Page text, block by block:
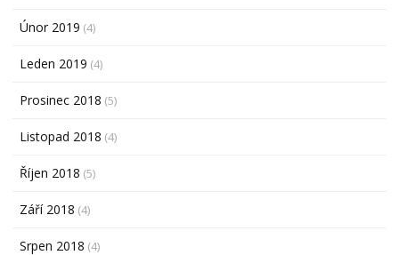
Únor 2019 (4)
Leden 2019 (4)
Prosinec 2018 (5)
Listopad 2018 (4)
Říjen 2018 (5)
Září 2018 (4)
Srpen 2018 (4)